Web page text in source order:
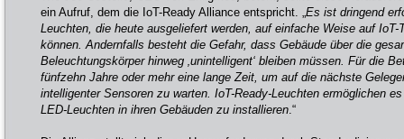
ein Aufruf, dem die IoT-Ready Alliance entspricht. „Es ist dringend
Leuchten, die heute ausgeliefert werden, auf einfache Weise auf IoT-
können. Andernfalls besteht die Gefahr, dass Gebäude über die
Beleuchtungskörper hinweg ‚unintelligent‘ bleiben müssen. Für die
fünfzehn Jahre oder mehr eine lange Zeit, um auf die nächste
intelligenter Sensoren zu warten. IoT-Ready-Leuchten ermöglichen
LED-Leuchten in ihren Gebäuden zu installieren.“